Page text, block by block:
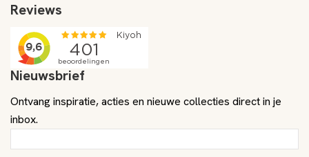
Reviews
Nieuwsbrief
Ontvang inspiratie, acties en nieuwe collecties direct in je
inbox.